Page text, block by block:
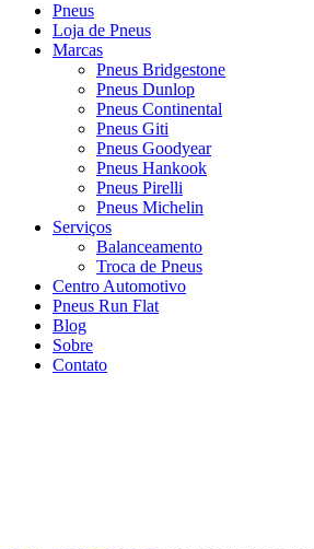
Pneus
Loja de Pneus
Marcas
Pneus Bridgestone
Pneus Dunlop
Pneus Continental
Pneus Giti
Pneus Goodyear
Pneus Hankook
Pneus Pirelli
Pneus Michelin
Serviços
Balanceamento
Troca de Pneus
Centro Automotivo
Pneus Run Flat
Blog
Sobre
Contato